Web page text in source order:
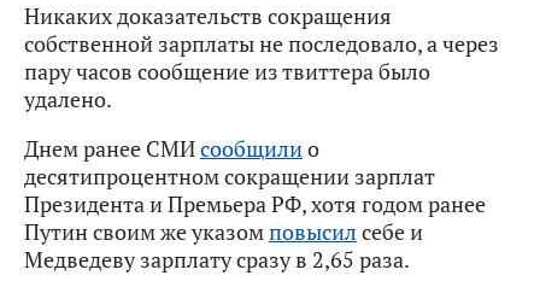
Никаких доказательств сокращения
собственной зарплаты не последовало, а через
пару часов сообщение из твиттера было
удалено.
Днем ранее СМИсообщилио
десятипроцентном сокращении зарплат
Президента и Премьера РФ, хотя годом ранее
Путин своим же указомповысил себе и
Медведеву зарплату сразу в 2,65 раза.